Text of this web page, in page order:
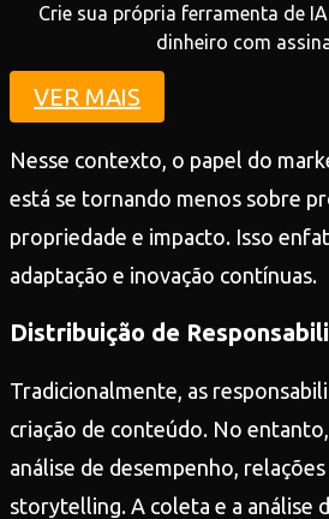
Crie sua própria ferramenta de
dinheiro com
VER MAIS
Nesse contexto, o papel do
está se tornando menos sobre
propriedade e impacto. Isso
adaptação e inovação contínuas.
Distribuição de
Tradicionalmente, as
criação de conteúdo. No
análise de desempenho, relações
storytelling. A coleta e a análise